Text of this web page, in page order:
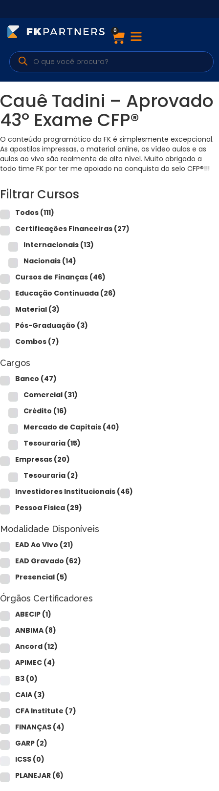
Cursos
Preparatórios Nacionais
Internacionais
Finanças & Edu. Continuada
Por atuação
Navegação
Sobre nós
0
Cauê Tadini – Aprovado
43º Exame CFP®
O conteúdo programático da FK é simplesmente excepcional.
As apostilas impressas, o material online, as vídeo aulas e as
aulas ao vivo são realmente de alto nível. Muito obrigado a
todo time FK por ter me apoiado na conquista do selo CFP®!!!
Filtrar Cursos
Todos (111)
Certificações Financeiras (27)
Internacionais (13)
Nacionais (14)
Cursos de Finanças (46)
Educação Continuada (26)
Material (3)
Pós-Graduação (3)
Combos (7)
Cargos
Banco (47)
Comercial (31)
Crédito (16)
Mercado de Capitais (40)
Tesouraria (15)
Empresas (20)
Tesouraria (2)
Investidores Institucionais (46)
Pessoa Física (29)
Modalidade Disponíveis
EAD Ao Vivo (21)
EAD Gravado (62)
Presencial (5)
Órgãos Certificadores
ABECIP (1)
ANBIMA (8)
Ancord (12)
APIMEC (4)
B3 (0)
CAIA (3)
CFA Institute (7)
FINANÇAS (4)
GARP (2)
ICSS (0)
PLANEJAR (6)